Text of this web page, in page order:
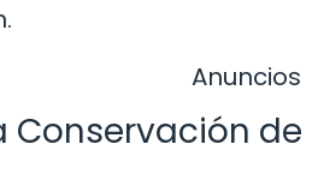
Anuncios
Conservación